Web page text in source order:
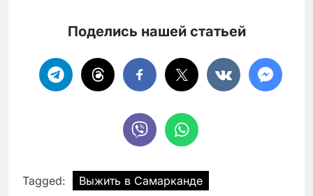
Поделись нашей статьей
Tagged: Выжить в Самарканде